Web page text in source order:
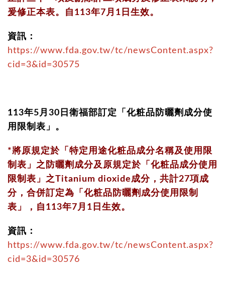
爰修正本表。自113年7月1日生效。
資訊：
https://www.fda.gov.tw/tc/newsContent.aspx?
cid=3&id=30575
113年5月30日衛福部訂定「化粧品防曬劑成分使
用限制表」。
*將原規定於「特定用途化粧品成分名稱及使用限
制表」之防曬劑成分及原規定於「化粧品成分使用
限制表」之Titanium dioxide成分，共計27項成
分，合併訂定為「化粧品防曬劑成分使用限制
表」，自113年7月1日生效。
資訊：
https://www.fda.gov.tw/tc/newsContent.aspx?
cid=3&id=30576